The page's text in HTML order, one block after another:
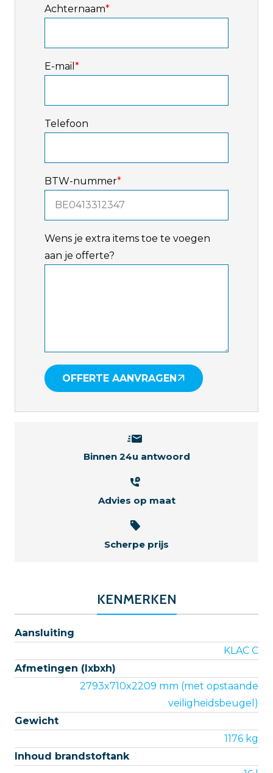
Achternaam*
E-mail *
Telefoon
BTW-nummer*
Wens je extra items toe te voegen
aan je offerte?
OFFERTE AANVRAGEN
Binnen 24u antwoord
Advies op maat
Scherpe prijs
KENMERKEN
Aansluiting
KLAC C
Afmetingen (lxbxh)
2793x710x2209 mm (met opstaande
veiligheidsbeugel)
Gewicht
1176 kg
Inhoud brandstoftank